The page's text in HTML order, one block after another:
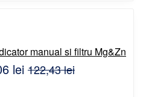
manual si filtru Mg&Zn
lei 122,43 lei